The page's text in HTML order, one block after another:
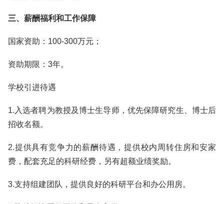
三、薪酬福利和工作保障
国家资助：100-300万元；
资助期限：3年。
学校引进待遇
1.入选者聘为教授及博士生导师，优先保障研究生、博士后
招收名额。
2.提供具有竞争力的薪酬待遇，提供校内周转住房和安家
费，配套充足的科研经费，另有超额业绩奖励。
3.支持组建团队，提供良好的科研平台和办公用房。